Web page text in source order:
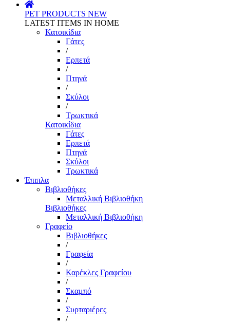
PET PRODUCTS NEW
LATEST ITEMS IN HOME
Κατοικίδια
Γάτες
/
Ερπετά
/
Πτηνά
/
Σκύλοι
/
Τρωκτικά
Κατοικίδια
Γάτες
Ερπετά
Πτηνά
Σκύλοι
Τρωκτικά
Έπιπλα
Βιβλιοθήκες
Μεταλλική Βιβλιοθήκη
Βιβλιοθήκες
Μεταλλική Βιβλιοθήκη
Γραφείο
Βιβλιοθήκες
/
Γραφεία
/
Καρέκλες Γραφείου
/
Σκαμπό
/
Συρταριέρες
/